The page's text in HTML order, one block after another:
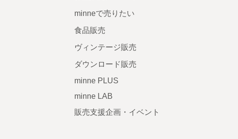
minneで売りたい
食品販売
ヴィンテージ販売
ダウンロード販売
minne PLUS
minne LAB
販売支援企画・イベント